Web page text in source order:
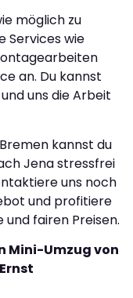
möglich zu
Services wie
an. Du kannst
uns die Arbeit
kannst du
Jena stressfrei
uns noch
und profitiere
fairen Preisen.
Mini-Umzug von